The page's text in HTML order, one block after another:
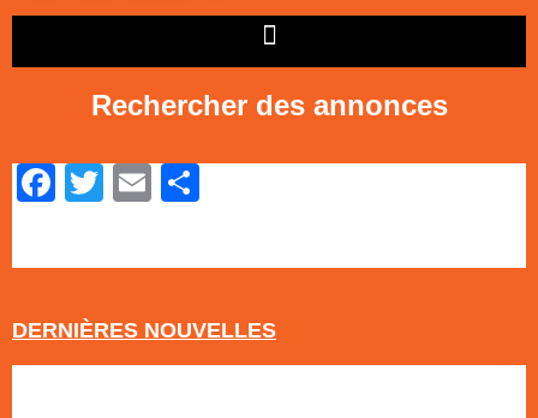
Rechercher des annonces
Facebook
TwitterEmail
DERNIÈRES NOUVELLES